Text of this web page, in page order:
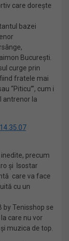
care dorește
bazei
București.
curge prin
fratele mai
“Piticu’”, cum i
antrenor la
precum
și Isostar
care va face
cu un
by Tenisshop se
care nu vor
muzica de top.